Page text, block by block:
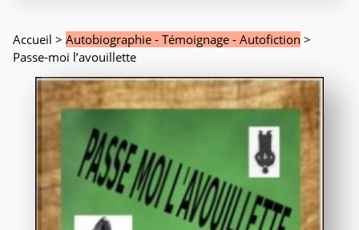
Accueil > Autobiographie - Témoignage - Autofiction >
Passe-moi l’avouillette